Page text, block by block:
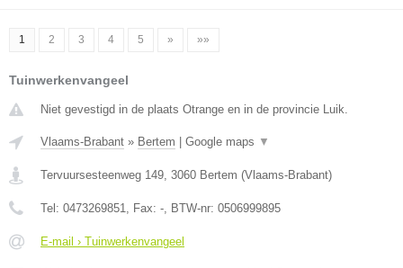
1 2 3 4 5 » »»
Tuinwerkenvangeel
Niet gevestigd in de plaats Otrange en in de provincie Luik.
Vlaams-Brabant » Bertem Google maps ▼
Tervuursesteenweg 149, 3060 Bertem (Vlaams-Brabant)
Tel: 0473269851, Fax: -, BTW-nr: 0506999895
E-mail › Tuinwerkenvangeel